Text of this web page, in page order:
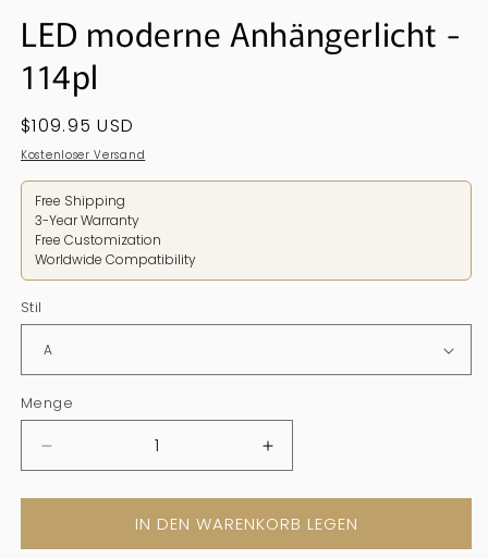
LED moderne Anhängerlicht -
114pl
Regulärer
Preis
$109.95 USD
Kostenloser Versand
Free Shipping
3-Year Warranty
Free Customization
Worldwide Compatibility
Stil
Menge
verringern
für
moderne
Menge
erhöhen
für
LED
moderne
IN DEN WARENKORB LEGEN